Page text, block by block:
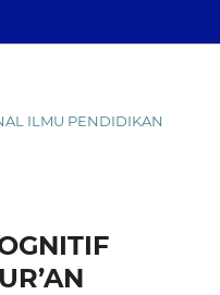
ILMU PENDIDIKAN